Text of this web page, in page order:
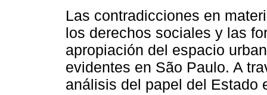
Las contradicciones en
los derechos sociales y las
apropiación del espacio
evidentes en São Paulo. A
análisis del papel del Estado